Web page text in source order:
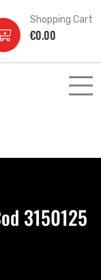
Shopping Cart
€0.00
3150125